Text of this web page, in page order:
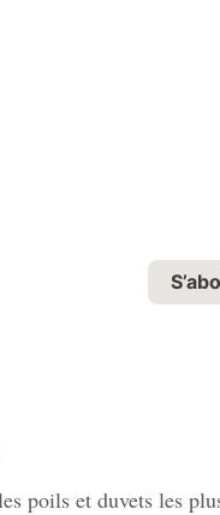
poils et duvets les